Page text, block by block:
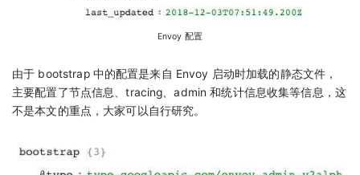
Envoy 配置
由于 bootstrap 中的配置是来自 Envoy 启动时加载的静态文件，
主要配置了节点信息、tracing、admin 和统计信息收集等信息，这
不是本文的重点，大家可以自行研究。